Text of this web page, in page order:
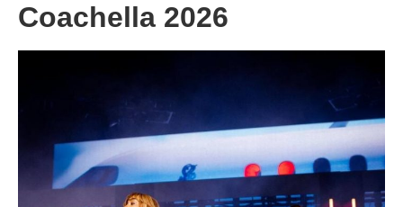
Coachella 2026